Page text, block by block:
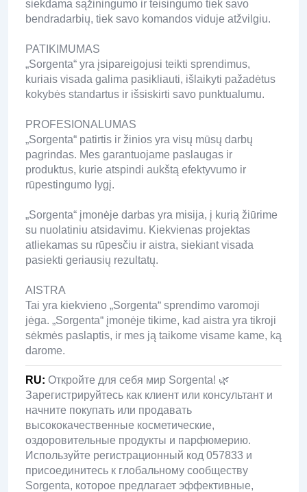
siekdama sąžiningumo ir teisingumo tiek savo
bendradarbių, tiek savo komandos viduje atžvilgiu.
PATIKIMUMAS
„Sorgenta“ yra įsipareigojusi teikti sprendimus,
kuriais visada galima pasikliauti, išlaikyti pažadėtus
kokybės standartus ir išsiskirti savo punktualumu.
PROFESIONALUMAS
„Sorgenta“ patirtis ir žinios yra visų mūsų darbų
pagrindas. Mes garantuojame paslaugas ir
produktus, kurie atspindi aukštą efektyvumo ir
rūpestingumo lygį.
„Sorgenta“ įmonėje darbas yra misija, į kurią žiūrime
su nuolatiniu atsidavimu. Kiekvienas projektas
atliekamas su rūpesčiu ir aistra, siekiant visada
pasiekti geriausių rezultatų.
AISTRA
Tai yra kiekvieno „Sorgenta“ sprendimo varomoji
jėga. „Sorgenta“ įmonėje tikime, kad aistra yra tikroji
sėkmės paslaptis, ir mes ją taikome visame kame, ką
darome.
RU: Откройте для себя мир Sorgenta! 🌿
Зарегистрируйтесь как клиент или консультант и
начните покупать или продавать
высококачественные косметические,
оздоровительные продукты и парфюмерию.
Используйте регистрационный код 057833 и
присоединитесь к глобальному сообществу
Sorgenta, которое предлагает эффективные,